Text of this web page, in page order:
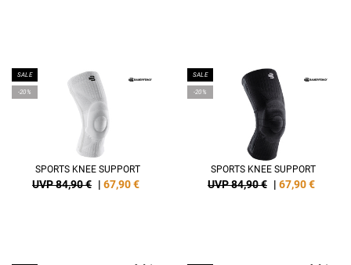
SALE
-20%
SPORTS KNEE SUPPORT
UVP 84,90 € | 67,90€
SALE
-20%
SPORTS KNEE SUPPORT
UVP 84,90 € | 67,90€